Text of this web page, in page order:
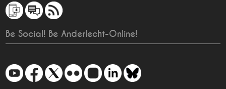
Be Social! Be Anderlecht-Online!